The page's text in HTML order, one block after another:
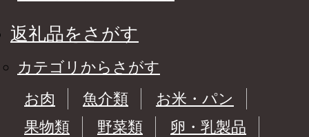
返礼品をさがす
カテゴリからさがす
お肉
魚介類
お米・パン
果物類
野菜類
卵・乳製品